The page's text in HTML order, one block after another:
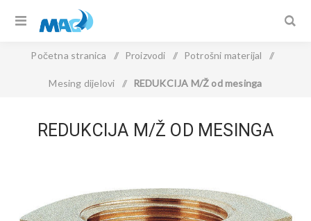
Početna stranica / Proizvodi / Potrošni materijal /
Mesing dijelovi / REDUKCIJA M/Ž od mesinga
REDUKCIJA M/Ž OD MESINGA